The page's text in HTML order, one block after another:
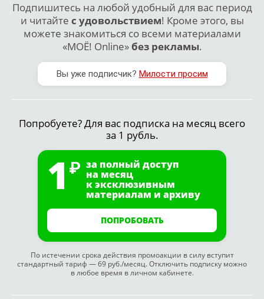
Подпишитесь на любой удобный для вас период
и читайте с удовольствием! Кроме этого, вы
можете знакомиться со всеми материалами
«МОЁ! Online»без рекламы.
Вы уже подписчик? Милости просим
Попробуете? Для вас подписка на месяц всего
за 1 рубль.
1 за полный доступ
на месяц
к эксклюзивным
материалам и архиву
ПОПРОБОВАТЬ
По истечении срока действия промоакции в силу вступит
стандартный тариф — 69 руб./месяц. Отключить подписку можно
в любое время в личном кабинете.